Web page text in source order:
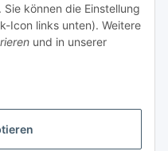
können die Einstellung
Icon links unten). Weitere
und in unserer